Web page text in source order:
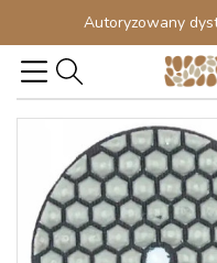
Autoryzowany